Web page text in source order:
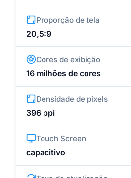
Proporção de tela
20,5:9
Cores de exibição
16 milhões de cores
Densidade de pixels
396 ppi
Touch Screen
capacitivo